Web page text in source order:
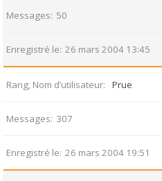
Messages 50
Enregistré le 26 mars 2004 13:45
Rang, Nom d’utilisateur Prue
Messages 307
Enregistré le 26 mars 2004 19:51